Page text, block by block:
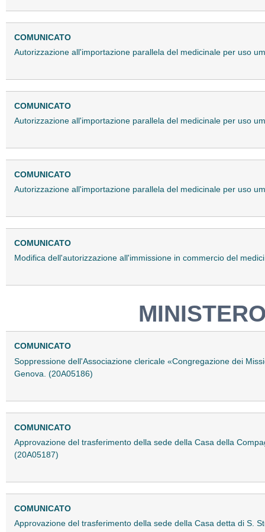
COMUNICATO
Autorizzazione all'importazione parallela del medicinale per uso
COMUNICATO
Autorizzazione all'importazione parallela del medicinale per uso
COMUNICATO
Autorizzazione all'importazione parallela del medicinale per uso
COMUNICATO
Modifica dell'autorizzazione all'immissione in commercio del
COMUNICATO
Soppressione dell'Associazione clericale «Congregazione dei
Genova. (20A05186)
COMUNICATO
Approvazione del trasferimento della sede della Casa della
(20A05187)
COMUNICATO
Approvazione del trasferimento della sede della Casa detta di S.